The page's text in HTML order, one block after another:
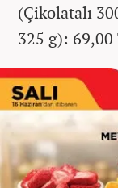
(Çikolatalı
325 g): 69,00